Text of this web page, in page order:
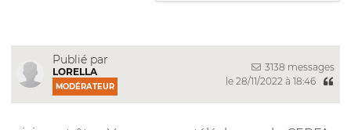
Publié par
LORELLA
MODÉRATEUR
3138 messages
le 28/11/2022 à 18:46